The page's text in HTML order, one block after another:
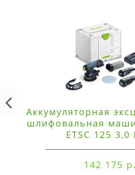
Аккумуляторная
шлифовальная
ETSC 125 3,0
142 175 р.